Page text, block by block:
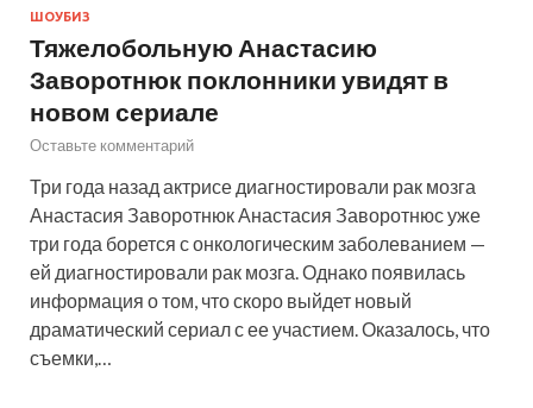
ШОУБИЗ
Тяжелобольную Анастасию
Заворотнюк поклонники увидят в
новом сериале
Оставьте комментарий
Три года назад актрисе диагностировали рак мозга
Анастасия Заворотнюк Анастасия Заворотнюс уже
три года борется с онкологическим заболеванием —
ей диагностировали рак мозга. Однако появилась
информация о том, что скоро выйдет новый
драматический сериал с ее участием. Оказалось, что
съемки,…